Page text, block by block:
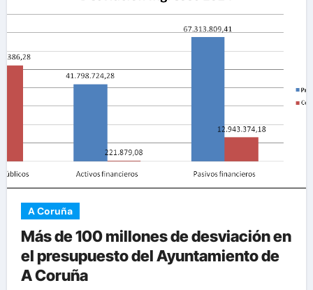
A Coruña
Más de 100 millones de desviación en
el presupuesto del Ayuntamiento de
A Coruña